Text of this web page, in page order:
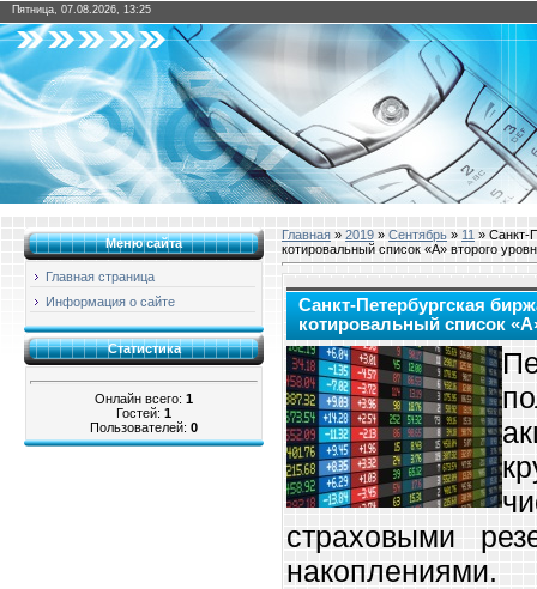
Пятница, 07.08.2026, 13:25
Меню сайта
Главная страница
Информация о сайте
Статистика
Онлайн всего: 1
Гостей: 1
Пользователей: 0
Главная » 2019 » Сентябрь » 11 » Санкт-
котировальный список «А» второго
Санкт-Петербургская
котировальный список
страховыми
накоплениями.